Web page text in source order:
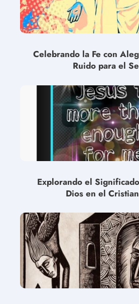
Celebrando la Fe con
Ruido para el
Explorando el
Dios en el